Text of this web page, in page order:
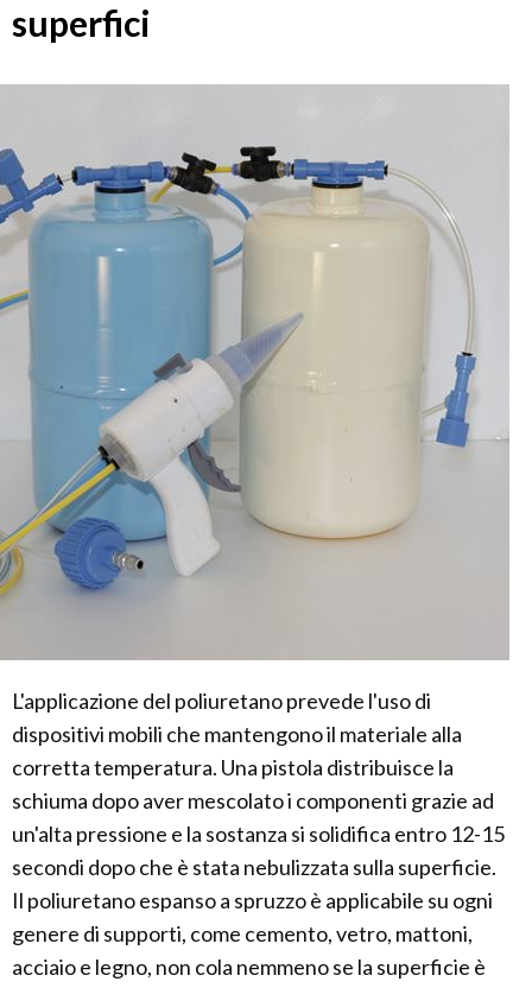
superfici
L'applicazione del poliuretano prevede l'uso di
dispositivi mobili che mantengono il materiale alla
corretta temperatura. Una pistola distribuisce la
schiuma dopo aver mescolato i componenti grazie ad
un'alta pressione e la sostanza si solidifica entro 12-15
secondi dopo che è stata nebulizzata sulla superficie.
Il poliuretano espanso a spruzzo è applicabile su ogni
genere di supporti, come cemento, vetro, mattoni,
acciaio e legno, non cola nemmeno se la superficie è